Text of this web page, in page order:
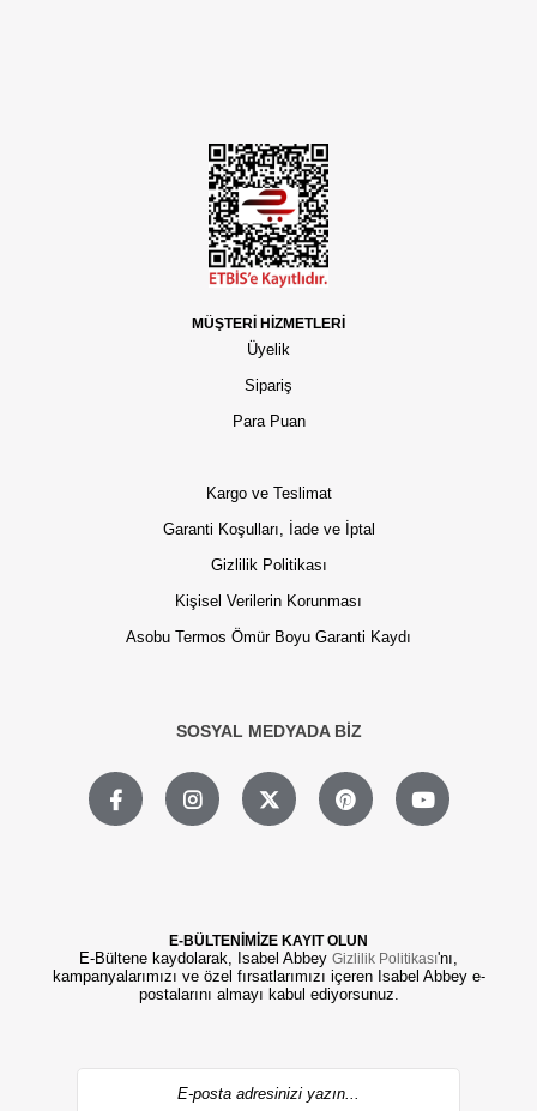
MÜŞTERİ HİZMETLERİ
Üyelik
Sipariş
Para Puan
Kargo ve Teslimat
Garanti Koşulları, İade ve İptal
Gizlilik Politikası
Kişisel Verilerin Korunması
Asobu Termos Ömür Boyu Garanti Kaydı
SOSYAL MEDYADA BİZ
E-BÜLTENİMİZE KAYIT OLUN
E-Bültene kaydolarak, Isabel Abbey Gizlilik Politikası'nı,
kampanyalarımızı ve özel fırsatlarımızı içeren Isabel Abbey e-
postalarını almayı kabul ediyorsunuz.